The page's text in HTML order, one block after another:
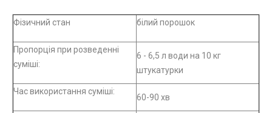
Фізичний стан білий порошок
Пропорція при розведенні
суміші:
6 - 6,5 л води на 10 кг
штукатурки
Час використання суміші:
60-90 хв